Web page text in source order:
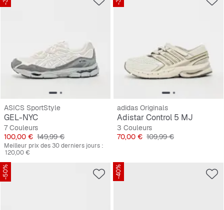
ASICS SportStyle
GEL-NYC
7 Couleurs
Prix
100,00 € Prix original
149,99 €
Meilleur prix des 30 derniers jours :
120,00 €
adidas Originals
Adistar Control 5 MJ
3 Couleurs
Prix
70,00 € Prix original
109,99 €
-50% -40%